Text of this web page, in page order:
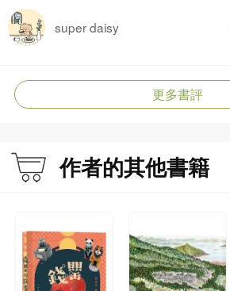
唯近年，憑藉回流村民和義工努力復建，重
目研究團隊介紹了梅子林保育的緣起及經
別不同的文化及美學元素。梅子林地遠人稀
十次的實地探訪，以圖以文，細繪村落風
描村中山林風景及人情百態。老一輩人常常
慧」，在城市長大的年輕人或不明就裡，而
座城市素樸簡靜的另一面，藏在梅子林這樣
於《頭條日報》專欄《在島上讀書》，2023
super daisy
更多書評
作者的其他書籍